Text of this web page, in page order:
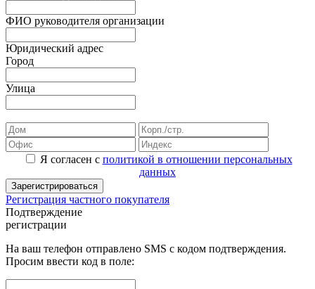
ФИО руководителя организации
Юридический адрес
Город
Улица
Я согласен с политикой в отношении персональных
данных
Зарегистрироваться
Регистрация частного покупателя
Подтверждение
регистрации
На ваш телефон отправлено SMS с кодом подтверждения.
Просим ввести код в поле: